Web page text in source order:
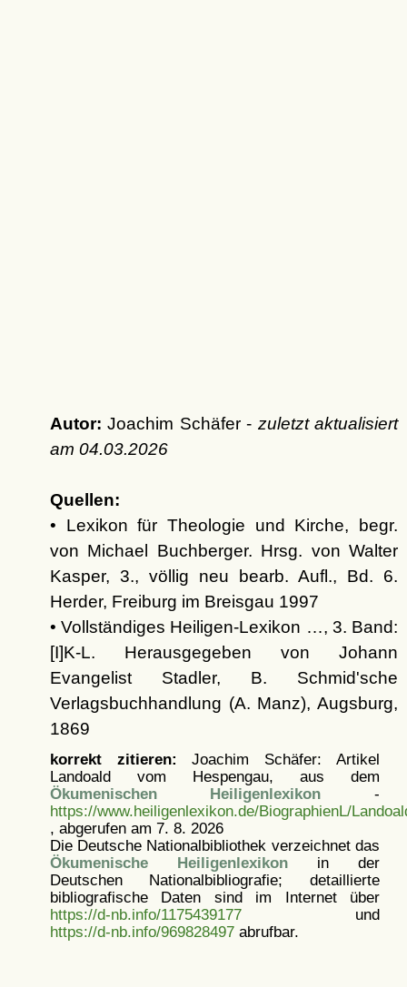
Autor: Joachim Schäfer - zuletzt aktualisiert
am 04.03.2026
Quellen:
• Lexikon für Theologie und Kirche, begr.
von Michael Buchberger. Hrsg. von Walter
Kasper, 3., völlig neu bearb. Aufl., Bd. 6.
Herder, Freiburg im Breisgau 1997
• Vollständiges Heiligen-Lexikon …, 3. Band:
[I]K-L. Herausgegeben von Johann
Evangelist Stadler, B. Schmid'sche
Verlagsbuchhandlung (A. Manz), Augsburg,
1869
korrekt zitieren: Joachim Schäfer: Artikel
Landoald vom Hespengau, aus dem
Ökumenischen Heiligenlexikon -
https://www.heiligenlexikon.de/BiographienL/
, abgerufen am 7. 8. 2026
Die Deutsche Nationalbibliothek verzeichnet das
Ökumenische Heiligenlexikonin der
Deutschen Nationalbibliografie; detaillierte
bibliografische Daten sind im Internet über
https://d-nb.info/1175439177und
https://d-nb.info/969828497abrufbar.